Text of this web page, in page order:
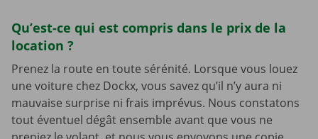
Qu’est-ce qui est compris dans le prix de la
location ?
Prenez la route en toute sérénité. Lorsque vous louez
une voiture chez Dockx, vous savez qu’il n’y aura ni
mauvaise surprise ni frais imprévus. Nous constatons
tout éventuel dégât ensemble avant que vous ne